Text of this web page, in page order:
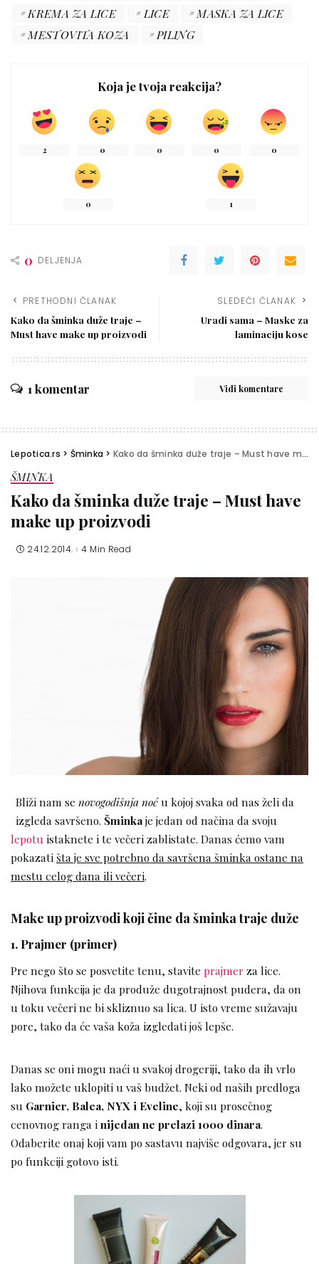
KREMA ZA LICE
LICE
MASKA ZA LICE
MESTOVITA KOZA
PILING
Koja je tvoja reakcija?
2 0 0 0 0
0 1
0 DELJENJA
PRETHODNI ČLANAK
Kako da šminka duže traje –
Must have make up proizvodi
SLEDEĆI ČLANAK
Uradi sama – Maske za
laminaciju kose
1 komentar Vidi komentare
Lepotica.rs > Šminka > Kako da šminka duže traje – Must have make up proizvodi
ŠMINKA
Kako da šminka duže traje – Must have
make up proizvodi
24.12.2014. 4 Min Read
Bliži nam se novogodišnja noću kojoj svaka od nas želi da
izgleda savršeno. Šminkaje jedan od načina da svoju
lepotu istaknete i te večeri zablistate. Danas ćemo vam
pokazati šta je sve potrebno da savršena šminka ostane na
mestu celog dana ili večeri.
Make up proizvodi koji čine da šminka traje duže
1. Prajmer (primer)
Pre nego što se posvetite tenu, stavite prajmer za lice.
Njihova funkcija je da produže dugotrajnost pudera, da on
u toku večeri ne bi skliznuo sa lica. U isto vreme sužavaju
pore, tako da će vaša koža izgledati još lepše.
Danas se oni mogu naći u svakoj drogeriji, tako da ih vrlo
lako možete uklopiti u vaš budžet. Neki od naših predloga
su Garnier, Balea, NYX i Eveline, koji su prosečnog
cenovnog ranga inijedan ne prelazi 1000 dinara.
Odaberite onaj koji vam po sastavu najviše odgovara, jer su
po funkciji gotovo isti.